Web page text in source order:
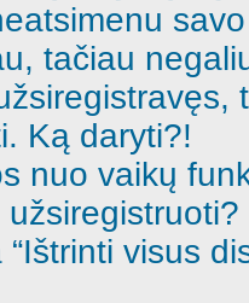
tačiau
Ką daryti?!
nuo vaikų
visus